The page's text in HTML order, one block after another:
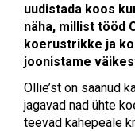
uudistada koos
näha, millist tööd
koerustrikke ja
joonistame
Ollie’st on saanud
jagavad nad ühte
teevad kahepeale